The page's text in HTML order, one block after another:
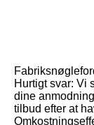
Hurtigt svar: Vi
dine
tilbud efter at